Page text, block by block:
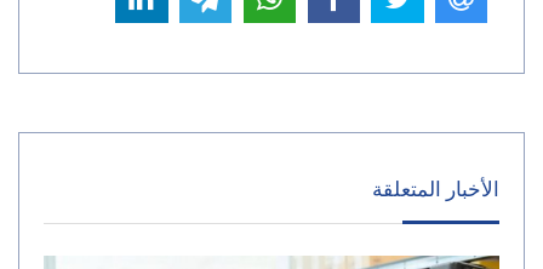
الأخبار المتعلقة